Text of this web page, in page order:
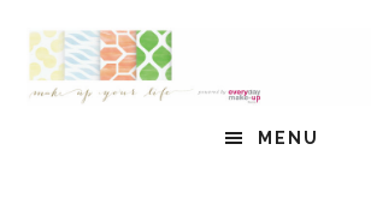
content
primary
footer
MENU